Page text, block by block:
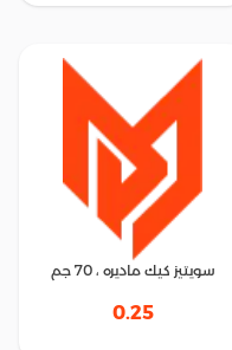
سويتيز كيك ماديره ، 70 جم
0.25